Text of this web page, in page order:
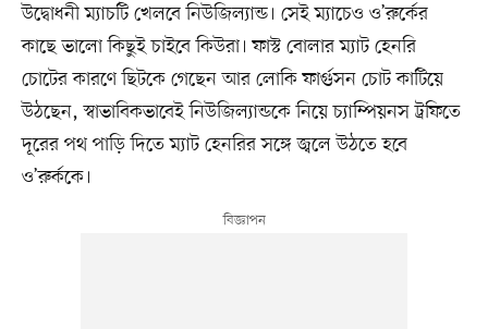
উদ্বোধনী ম্যাচটি খেলবে নিউজিল্যান্ড। সেই ম্যাচেও ও’রুর্কের
কাছে ভালো কিছুই চাইবে কিউরা। ফাস্ট বোলার ম্যাট হেনরি
চোটের কারণে ছিটকে গেছেন আর লোকি ফার্গুসন চোট কাটিয়ে
উঠছেন, স্বাভাবিকভাবেই নিউজিল্যান্ডকে নিয়ে চ্যাম্পিয়নস ট্রফিতে
দূরের পথ পাড়ি দিতে ম্যাট হেনরির সঙ্গে জ্বলে উঠতে হবে
ও’রুর্ককে।